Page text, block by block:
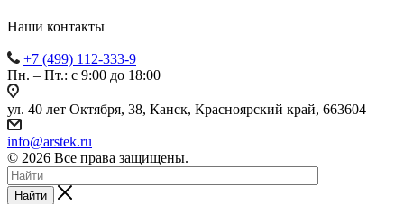
Наши контакты
+7 (499) 112-333-9
Пн. – Пт.: с 9:00 до 18:00
ул. 40 лет Октября, 38, Канск, Красноярский край, 663604
info@arstek.ru
© 2026 Все права защищены.
Найти